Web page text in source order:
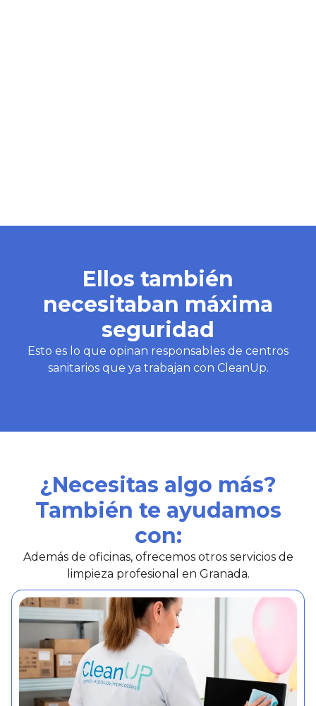
Ellos también
necesitaban máxima
seguridad
Esto es lo que opinan responsables de centros
sanitarios que ya trabajan con CleanUp.
¿Necesitas algo más?
También te ayudamos
con:
Además de oficinas, ofrecemos otros servicios de
limpieza profesional en Granada.